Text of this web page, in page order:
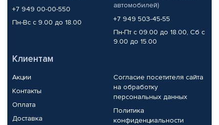
+7 949 00-00-550
Пн-Вс с 9.00 до 18.00
автомобилей)
+7 949 503-45-55
Пн-Пт с 09.00 до 18.00, Сб с
9.00 до 15.00
Клиентам
Акции
Контакты
Оплата
Доставка
Согласие посетителя сайта
на обработку
персональных данных
Политика
конфиденциальности